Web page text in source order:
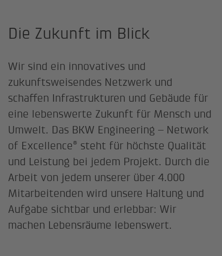
Die Zukunft im Blick
Wir sind ein innovatives und
zukunftsweisendes Netzwerk und
schaffen Infrastrukturen und Gebäude für
eine lebenswerte Zukunft für Mensch und
Umwelt. Das BKW Engineering – Network
of Excellence® steht für höchste Qualität
und Leistung bei jedem Projekt. Durch die
Arbeit von jedem unserer über 4.000
Mitarbeitenden wird unsere Haltung und
Aufgabe sichtbar und erlebbar: Wir
machen Lebensräume lebenswert.